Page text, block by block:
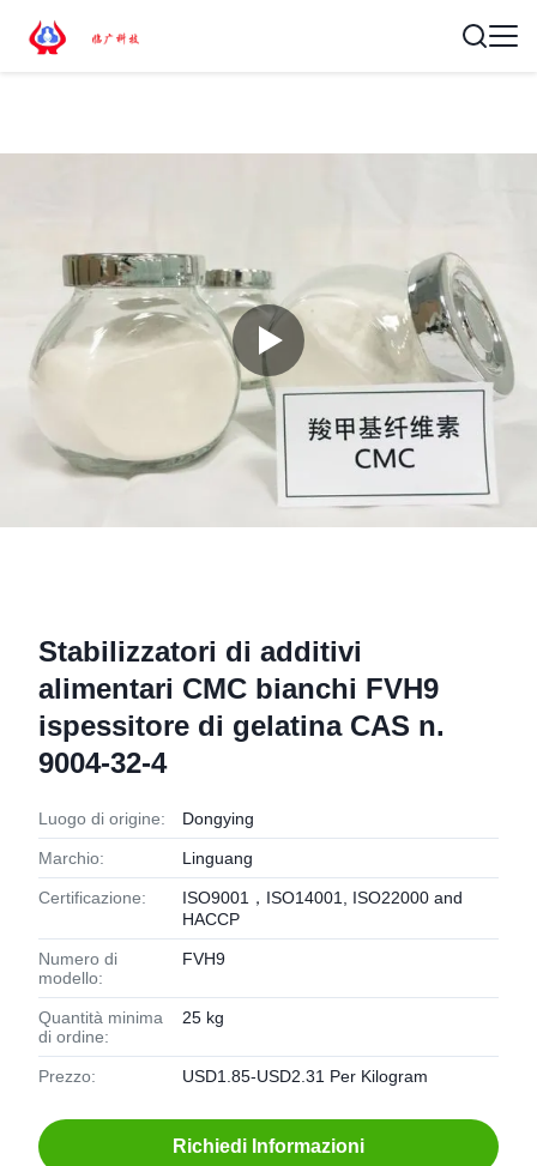
Stabilizzatori di additivi
alimentari CMC bianchi FVH9
ispessitore di gelatina CAS n.
9004-32-4
Luogo di origine: Dongying
Marchio: Linguang
Certificazione:
ISO9001，ISO14001, ISO22000 and
HACCP
Numero di
modello:
FVH9
Quantità minima
di ordine:
25 kg
Prezzo: USD1.85-USD2.31 Per Kilogram
Richiedi Informazioni